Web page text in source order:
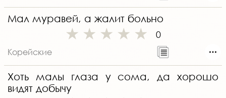
Мал муравей, а жалит больно
0
Корейские
Хоть малы глаза у сома, да хорошо
видят добычу